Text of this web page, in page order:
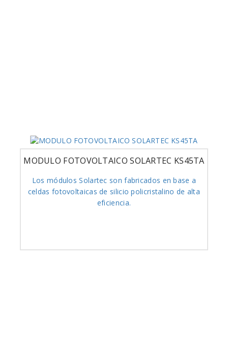
MODULO FOTOVOLTAICO SOLARTEC KS45TA
Los módulos Solartec son fabricados en base a
celdas fotovoltaicas de silicio policristalino de alta
eficiencia.